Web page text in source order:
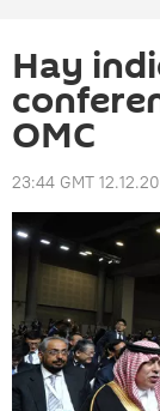
Hay
OMC
23:44 GMT